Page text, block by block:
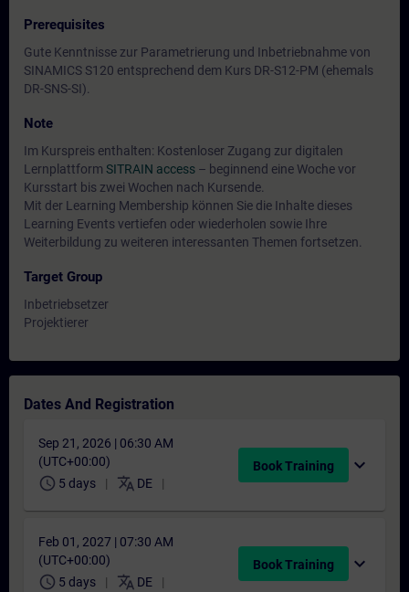
Prerequisites
Gute Kenntnisse zur Parametrierung und Inbetriebnahme von
SINAMICS S120 entsprechend dem Kurs DR-S12-PM (ehemals
DR-SNS-SI).
Note
Im Kurspreis enthalten: Kostenloser Zugang zur digitalen
Lernplattform SITRAIN access – beginnend eine Woche vor
Kursstart bis zwei Wochen nach Kursende.
Mit der Learning Membership können Sie die Inhalte dieses
Learning Events vertiefen oder wiederholen sowie Ihre
Weiterbildung zu weiteren interessanten Themen fortsetzen.
Target Group
Inbetriebsetzer
Projektierer
Dates And Registration
Sep 21, 2026 | 06:30 AM
(UTC+00:00)
schedule 5 days translate DE
Book Training expand_more
Feb 01, 2027 | 07:30 AM
(UTC+00:00)
schedule 5 days translate DE
Book Training expand_more